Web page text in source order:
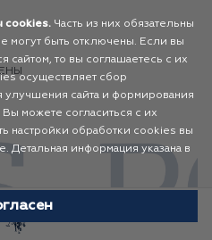
cookies. Часть из них обязательны
могут быть отключены. Если вы
сайтом, то вы соглашаетесь с их
осуществляет сбор
улучшения сайта и формирования
можете согласиться с их
настройки обработки cookies вы
Детальная информация указана в